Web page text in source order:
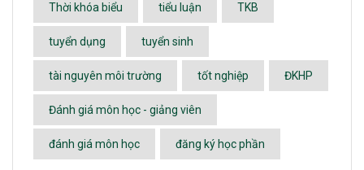
Thời khóa biểu tiểu luận TKB
tuyển dụng tuyển sinh
tài nguyên môi trường tốt nghiệp ĐKHP
Đánh giá môn học - giảng viên
đánh giá môn học đăng ký học phần